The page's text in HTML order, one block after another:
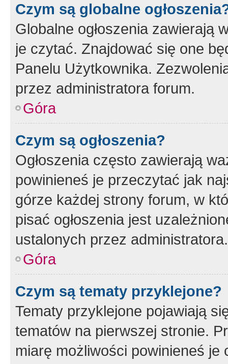
Czym są globalne
Globalne ogłoszenia zawierają
je czytać. Znajdować się one
Panelu Użytkownika.
przez administratora forum.
Góra
Czym są ogłoszenia?
Ogłoszenia często zawierają
powinieneś je przeczytać jak
górze każdej strony forum, w
pisać ogłoszenia jest
ustalonych przez administratora.
Góra
Czym są tematy przyklejone?
Tematy przyklejone pojawiają
tematów na pierwszej stronie.
miarę możliwości powinieneś je